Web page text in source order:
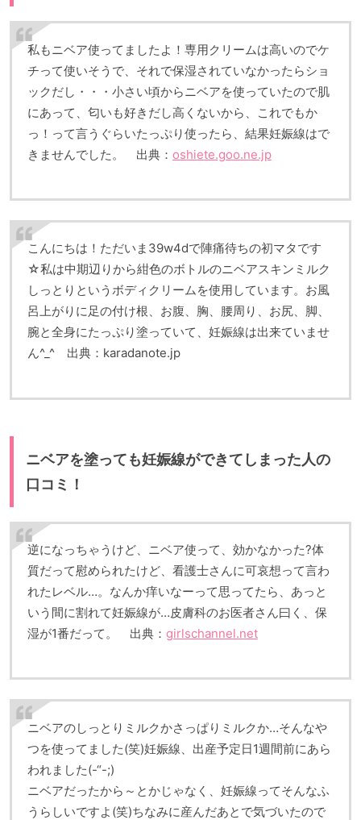
私もニベア使ってましたよ！専用クリームは高いのでケ
チって使いそうで、それで保湿されていなかったらショ
ックだし・・・小さい頃からニベアを使っていたので肌
にあって、匂いも好きだし高くないから、これでもか
っ！って言うぐらいたっぷり使ったら、結果妊娠線はで
きませんでした。 出典： oshiete.goo.ne.jp
こんにちは！ただいま39w4dで陣痛待ちの初マタです
☆私は中期辺りから紺色のボトルのニベアスキンミルク
しっとりというボディクリームを使用しています。お風
呂上がりに足の付け根、お腹、胸、腰周り、お尻、脚、
腕と全身にたっぷり塗っていて、妊娠線は出来ていませ
ん^_^ 出典：karadanote.jp
ニベアを塗っても妊娠線ができてしまった人の
口コミ！
逆になっちゃうけど、ニベア使って、効かなかった?体
質だって慰められたけど、看護士さんに可哀想って言わ
れたレベル…。なんか痒いなーって思ってたら、あっと
いう間に割れて妊娠線が…皮膚科のお医者さん曰く、保
湿が1番だって。 出典： girlschannel.net
ニベアのしっとりミルクかさっぱりミルクか…そんなや
つを使ってました(笑)妊娠線、出産予定日1週間前にあら
われました(-“-;)
ニベアだったから～とかじゃなく、妊娠線ってそんなふ
うらしいですよ(笑)ちなみに産んだあとで気づいたので